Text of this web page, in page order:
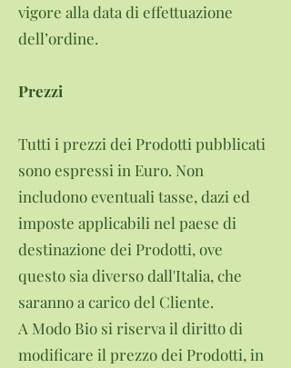
vigore alla data di effettuazione
dell’ordine.
Prezzi
Tutti i prezzi dei Prodotti pubblicati
sono espressi in Euro. Non
includono eventuali tasse, dazi ed
imposte applicabili nel paese di
destinazione dei Prodotti, ove
questo sia diverso dall'Italia, che
saranno a carico del Cliente.
A Modo Bio si riserva il diritto di
modificare il prezzo dei Prodotti, in